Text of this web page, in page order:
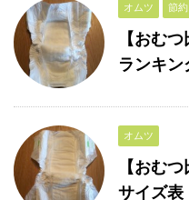
オムツ 節約
【おむ
ランキン
オムツ
【おむ
サイズ表